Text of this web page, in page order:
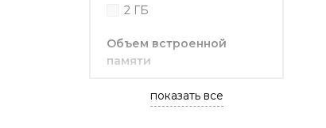
2 ГБ
Объем встроенной
памяти
показать все